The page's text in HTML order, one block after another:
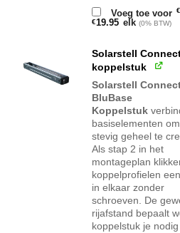
Voeg toe voor €
€19.95Prijsklasse:
€14.95
elk (0% BTW)
Solarstell
koppelstuk
Solarstell
BluBase
Koppelstuk
basiselementen
stevig geheel te
Als stap 2 in het
montageplan
koppelprofielen
in elkaar zonder
schroeven. De
rijafstand bepaalt
koppelstuk je nodig